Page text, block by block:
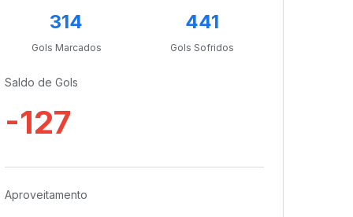
314
Gols Marcados
441
Gols Sofridos
Saldo de Gols
-127
Aproveitamento